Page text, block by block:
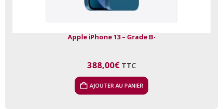
Apple iPhone 13 – Grade B-
388,00€ TTC
AJOUTER AU PANIER